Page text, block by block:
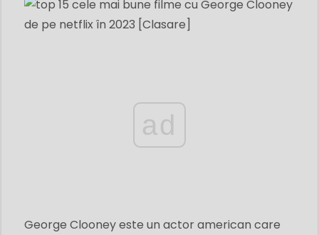
ad
George Clooney este un actor american care